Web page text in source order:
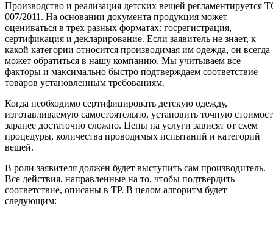
Производство и реализация детских вещей регламентируется
007/2011. На основании документа продукция может
оцениваться в трех разных форматах: госрегистрация,
сертификация и декларирование. Если заявитель не знает, к
какой категории относится производимая им одежда, он всегда
может обратиться в нашу компанию. Мы учитываем все
факторы и максимально быстро подтверждаем соответствие
товаров установленным требованиям.
Когда необходимо сертифицировать детскую одежду,
изготавливаемую самостоятельно, установить точную
заранее достаточно сложно. Цены на услуги зависят от схем
процедуры, количества проводимых испытаний и категорий
вещей.
В роли заявителя должен будет выступить сам производитель.
Все действия, направленные на то, чтобы подтвердить
соответствие, описаны в ТР. В целом алгоритм будет
следующим: